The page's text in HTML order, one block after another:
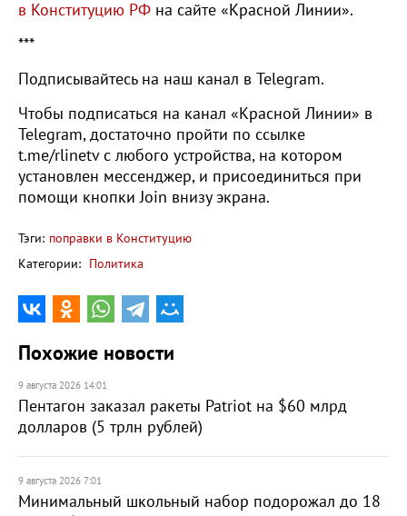
в Конституцию РФ на сайте «Красной Линии».
***
Подписывайтесь на наш канал в Telegram.
Чтобы подписаться на канал «Красной Линии» в
Telegram, достаточно пройти по ссылке
t.me/rlinetv с любого устройства, на котором
установлен мессенджер, и присоединиться при
помощи кнопки Join внизу экрана.
Тэги: поправки в Конституцию
Категории: Политика
Похожие новости
9 августа 2026 14:01
Пентагон заказал ракеты Patriot на $60 млрд
долларов (5 трлн рублей)
9 августа 2026 7:01
Минимальный школьный набор подорожал до 18